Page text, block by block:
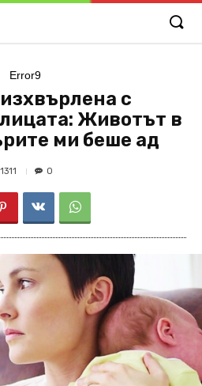
Error9
с
Животът в
ми беше ад
0